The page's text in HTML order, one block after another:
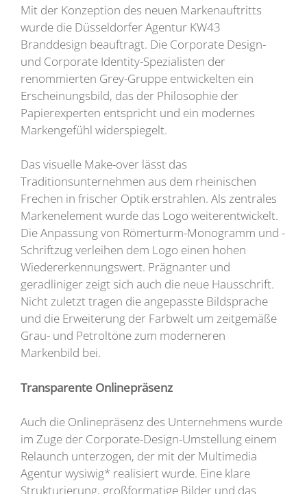
Mit der Konzeption des neuen Markenauftritts
wurde die Düsseldorfer Agentur KW43
Branddesign beauftragt. Die Corporate Design-
und Corporate Identity-Spezialisten der
renommierten Grey-Gruppe entwickelten ein
Erscheinungsbild, das der Philosophie der
Papierexperten entspricht und ein modernes
Markengefühl widerspiegelt.
Das visuelle Make-over lässt das
Traditionsunternehmen aus dem rheinischen
Frechen in frischer Optik erstrahlen. Als zentrales
Markenelement wurde das Logo weiterentwickelt.
Die Anpassung von Römerturm-Monogramm und -
Schriftzug verleihen dem Logo einen hohen
Wiedererkennungswert. Prägnanter und
geradliniger zeigt sich auch die neue Hausschrift.
Nicht zuletzt tragen die angepasste Bildsprache
und die Erweiterung der Farbwelt um zeitgemäße
Grau- und Petroltöne zum moderneren
Markenbild bei.
Transparente Onlinepräsenz
Auch die Onlinepräsenz des Unternehmens wurde
im Zuge der Corporate-Design-Umstellung einem
Relaunch unterzogen, der mit der Multimedia
Agentur wysiwig* realisiert wurde. Eine klare
Strukturierung, großformatige Bilder und das